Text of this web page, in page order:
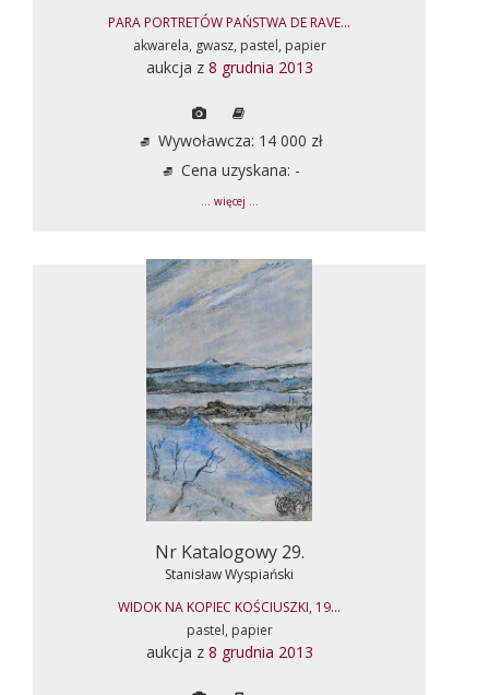
PARA PORTRETÓW PAŃSTWA DE RAVE...
akwarela, gwasz, pastel, papier
aukcja z 8 grudnia 2013
Wywoławcza: 14 000 zł
Cena uzyskana: -
... więcej ...
Nr Katalogowy 29.
Stanisław Wyspiański
WIDOK NA KOPIEC KOŚCIUSZKI, 19...
pastel, papier
aukcja z 8 grudnia 2013